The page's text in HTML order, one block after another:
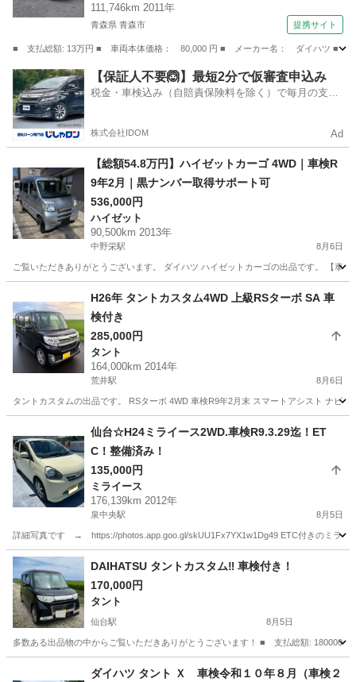
111,746km 2011年
青森県 青森市 提携サイト
■ 支払総額: 13万円 ■ 車両本体価格： 80,000 円 ■ メーカー名： ダイハツ ■
青森 青森市 ミライース
【保証人不要🙆】最短2分で仮審査申込み
税金・車検込み（自賠責保険料を除く）で毎月の支払
株式会社IDOM Ad
【総額54.8万円】ハイゼットカーゴ 4WD｜車検R
9年2月｜黒ナンバー取得サポート可
536,000円
ハイゼット
90,500km 2013年
中野栄駅 8月6日
ご覧いただきありがとうございます。 ダイハツ ハイゼットカーゴの出品です。 【車
中野栄駅 ハイゼット
H26年 タントカスタム4WD 上級RSターボ SA 車
検付き
285,000円
タント
164,000km 2014年
荒井駅 8月6日
タントカスタムの出品です。 RSターボ 4WD 車検R9年2月末 スマートアシスト ナビ
荒井駅 タント
仙台☆H24ミライース2WD.車検R9.3.29迄！ET
C！整備済み！
135,000円
ミライース
176,139km 2012年
泉中央駅 8月5日
詳細写真です → https://photos.app.goo.gl/skUU1Fx7YX1w1Dg49 ETC付きのミライ
宮城 仙台市 ミライース 走行距離
DAIHATSU タントカスタム‼︎ 車検付き！
170,000円
タント
仙台駅 8月5日
多数ある出品物の中からご覧いただきありがとうございます！ ■ 支払総額:
仙台駅 タント
ダイハツ タント Ｘ 車検令和１０年８月（車検２